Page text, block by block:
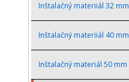
Inštalačný materiiál 32 mm
Inštalačný materiiál 40 mm
Inštalačný materiál 50 mm